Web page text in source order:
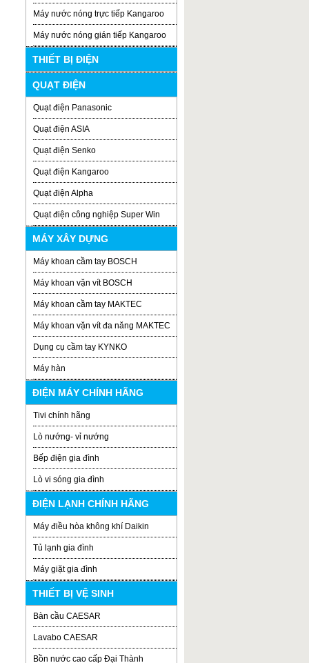
Máy nước nóng trực tiếp Kangaroo
Máy nước nóng gián tiếp Kangaroo
THIẾT BỊ ĐIỆN
QUẠT ĐIỆN
Quạt điện Panasonic
Quạt điện ASIA
Quạt điện Senko
Quạt điện Kangaroo
Quạt điện Alpha
Quạt điện công nghiệp Super Win
MÁY XÂY DỰNG
Máy khoan cầm tay BOSCH
Máy khoan vặn vít BOSCH
Máy khoan cầm tay MAKTEC
Máy khoan vặn vít đa năng MAKTEC
Dụng cụ cầm tay KYNKO
Máy hàn
ĐIỆN MÁY CHÍNH HÃNG
Tivi chính hãng
Lò nướng- vỉ nướng
Bếp điện gia đình
Lò vi sóng gia đình
ĐIỆN LẠNH CHÍNH HÃNG
Máy điều hòa không khí Daikin
Tủ lạnh gia đình
Máy giặt gia đình
THIẾT BỊ VỆ SINH
Bàn cầu CAESAR
Lavabo CAESAR
Bồn nước cao cấp Đại Thành